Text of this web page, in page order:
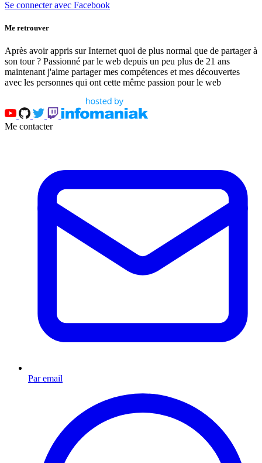
Se connecter avec Facebook
Me retrouver
Après avoir appris sur Internet quoi de plus normal que de partager à
son tour ? Passionné par le web depuis un peu plus de 21 ans
maintenant j'aime partager mes compétences et mes découvertes
avec les personnes qui ont cette même passion pour le web
Me contacter
Par email